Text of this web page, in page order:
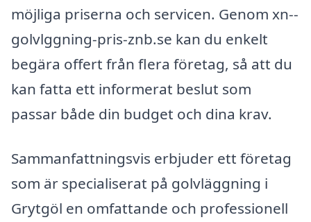
möjliga priserna och servicen. Genom xn--
golvlggning-pris-znb.se kan du enkelt
begära offert från flera företag, så att du
kan fatta ett informerat beslut som
passar både din budget och dina krav.
Sammanfattningsvis erbjuder ett företag
som är specialiserat på golvläggning i
Grytgöl en omfattande och professionell